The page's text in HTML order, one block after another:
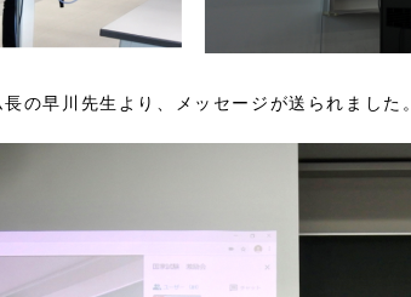
の早川先生より、メッセージが送られました。